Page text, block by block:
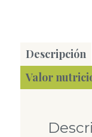
Descripción
Valor